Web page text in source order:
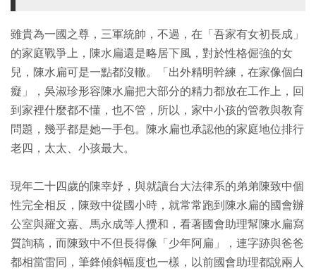
雖貴為一國之尊，三軍統帥，不過，在「吾家有女初長成」
的家庭戰爭上，陳水扁還是略居下風，對於性格倔強的女
兒，陳水扁可是一點都沒轍。「出外精明幹練，在家像個白
癡」，吳淑珍形容陳水扁把大部分的精力都放在工作上，回
到家裡什麼都不懂，也不管，所以，家中小孩的管教與教育
問題，幾乎都是她一手包。陳水扁也承認他的家庭地位排行
老四，太太、小孩最大。
現年二十四歲的陳幸妤，與就讀台大法律系的弟弟陳致中個
性完全相反，陳致中從國小時，就常常跑到陳水扁的國會辦
公室與羅文嘉、馬永成等人攪和，看著國會助理幫陳水扁寫
質詢稿，而陳致中不但長得像「少年阿扁」，連字跡與爸爸
都相當雷同，筆鋒傾斜幅度也一樣，以前國會助理都說兩人